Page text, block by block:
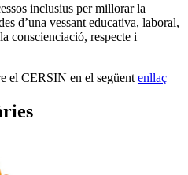
inclusius per millorar la
d’una vessant educativa, laboral,
conscienciació, respecte i
el CERSIN en el següent enllaç